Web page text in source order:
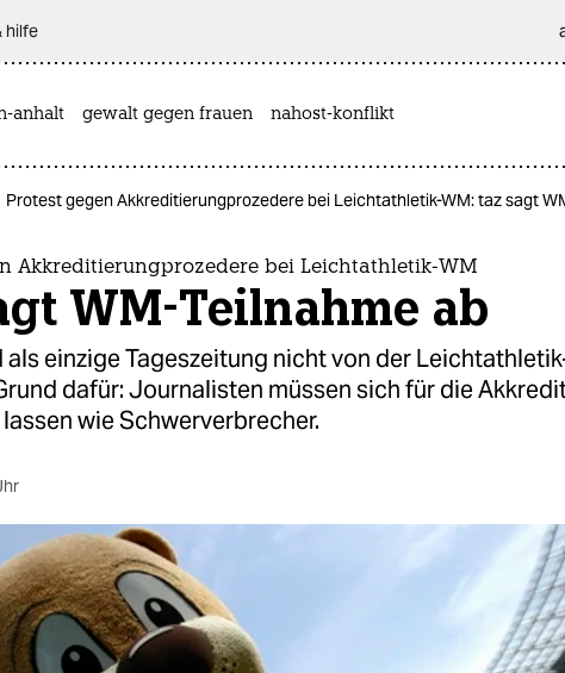
hilfe
anhalt gewalt gegen frauen nahost-konflikt
Protest gegen Akkreditierungprozedere bei Leichtathletik-WM: taz sagt
Akkreditierungprozedere bei Leichtathletik-WM
WM-Teilnahme ab
als einzige Tageszeitung nicht von der
dafür: Journalisten müssen sich für die
wie Schwerverbrecher.